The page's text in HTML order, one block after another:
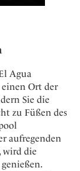
Agua
einen Ort der
Sie die
zu Füßen des
aufregenden
wird die